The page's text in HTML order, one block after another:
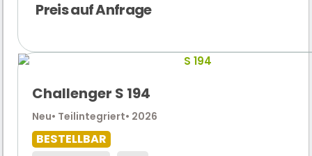
Preis auf Anfrage
Challenger S 194
Neu• Teilintegriert• 2026
BESTELLBAR